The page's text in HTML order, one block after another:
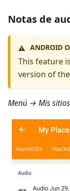
Notas de
⚠️ ANDROID
This feature
version of
Menú → Mis